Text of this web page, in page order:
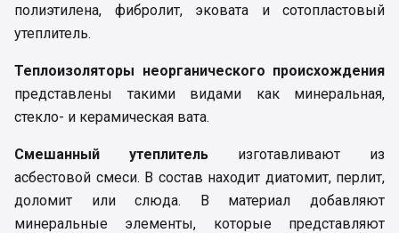
полиэтилена, фибролит, эковата и сотопластовый
утеплитель.
Теплоизоляторы неорганического происхождения
представлены такими видами как минеральная,
стекло- и керамическая вата.
Смешанный утеплитель изготавливают из
асбестовой смеси. В состав находит диатомит, перлит,
доломит или слюда. В материал добавляют
минеральные элементы, которые представляют